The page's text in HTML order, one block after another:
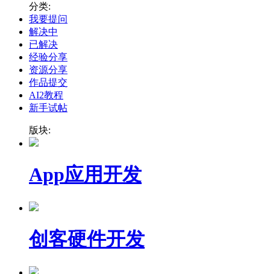
分类:
我要提问
解决中
已解决
经验分享
资源分享
作品提交
AI2教程
新手试帖
版块:
App应用开发
创客硬件开发